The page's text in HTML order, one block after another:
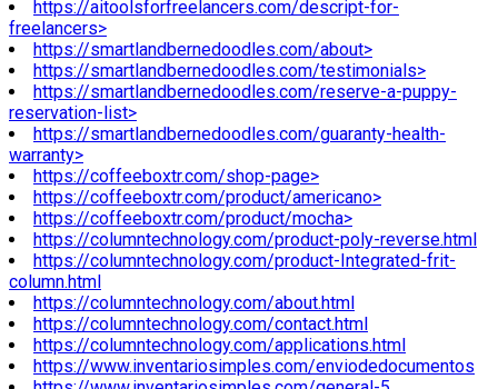
https://aitoolsforfreelancers.com/descript-for-
freelancers>
https://smartlandbernedoodles.com/about>
https://smartlandbernedoodles.com/testimonials>
https://smartlandbernedoodles.com/reserve-a-puppy-
reservation-list>
https://smartlandbernedoodles.com/guaranty-health-
warranty>
https://coffeeboxtr.com/shop-page>
https://coffeeboxtr.com/product/americano>
https://coffeeboxtr.com/product/mocha>
https://columntechnology.com/product-poly-reverse.html
https://columntechnology.com/product-Integrated-frit-
column.html
https://columntechnology.com/about.html
https://columntechnology.com/contact.html
https://columntechnology.com/applications.html
https://www.inventariosimples.com/enviodedocumentos